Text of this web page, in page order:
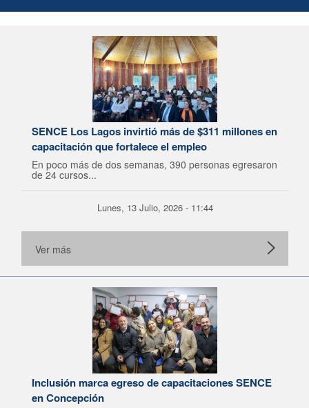
SENCE Los Lagos invirtió más de $311 millones en
capacitación que fortalece el empleo
En poco más de dos semanas, 390 personas egresaron
de 24 cursos...
Lunes, 13 Julio, 2026 - 11:44
Ver más
Inclusión marca egreso de capacitaciones SENCE
en Concepción